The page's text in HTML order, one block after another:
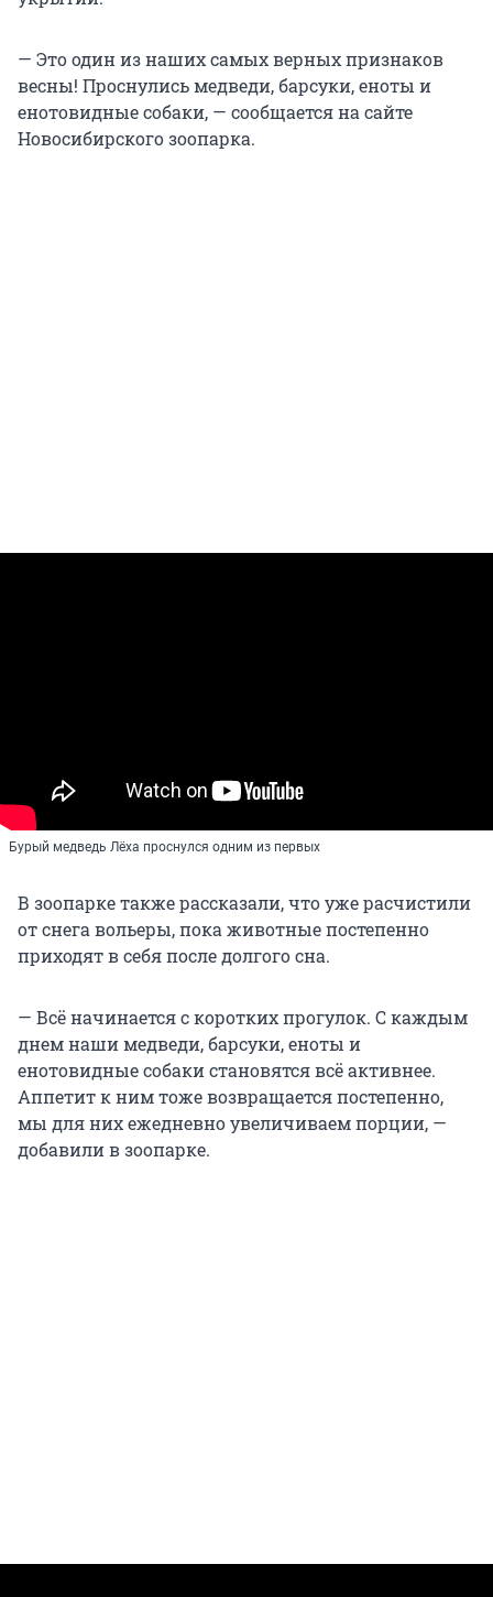
— Это один из наших самых верных признаков
весны! Проснулись медведи, барсуки, еноты и
енотовидные собаки, — сообщается на сайте
Новосибирского зоопарка.
Бурый медведь Лёха проснулся одним из первых
В зоопарке также рассказали, что уже расчистили
от снега вольеры, пока животные постепенно
приходят в себя после долгого сна.
— Всё начинается с коротких прогулок. С каждым
днем наши медведи, барсуки, еноты и
енотовидные собаки становятся всё активнее.
Аппетит к ним тоже возвращается постепенно,
мы для них ежедневно увеличиваем порции, —
добавили в зоопарке.